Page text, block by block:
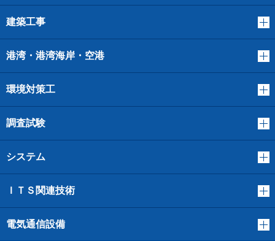
建築工事
港湾・港湾海岸・空港
環境対策工
調査試験
システム
ＩＴＳ関連技術
電気通信設備